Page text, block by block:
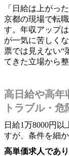
「日給は上がっ
京都の現場で転
す。年収アップ
が一気に苦しく
票では見えない“
てきた立場から整
高日給や高年
トラブル・
日給1万8000円
すが、条件を細
高単価求人であ